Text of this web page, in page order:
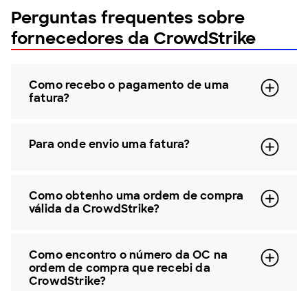
Perguntas frequentes sobre
fornecedores da CrowdStrike
Como recebo o pagamento de uma
fatura?
Para onde envio uma fatura?
Como obtenho uma ordem de compra
válida da CrowdStrike?
Como encontro o número da OC na
ordem de compra que recebi da
CrowdStrike?